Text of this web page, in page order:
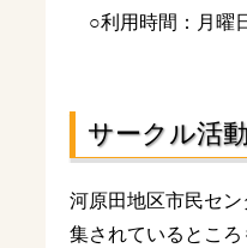
○利用時間：月曜
サークル活
河原田地区市民セ
集されているとこ